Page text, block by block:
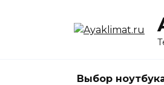
Выбор